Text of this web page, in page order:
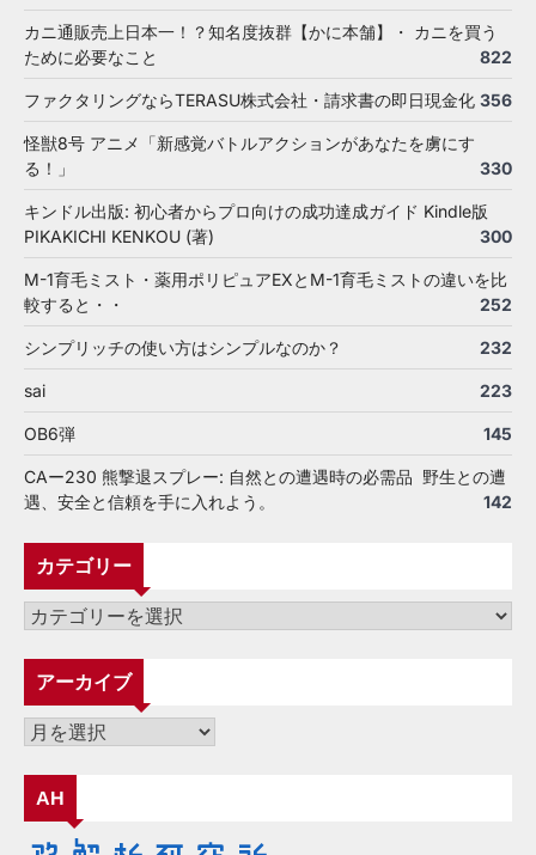
カニ通販売上日本一！？知名度抜群【かに本舗】・ カニを買う
ために必要なこと
822
ファクタリングならTERASU株式会社・請求書の即日現金化 356
怪獣8号 アニメ「新感覚バトルアクションがあなたを虜にす
る！」
330
キンドル出版: 初心者からプロ向けの成功達成ガイド Kindle版
PIKAKICHI KENKOU (著)
300
M-1育毛ミスト・薬用ポリピュアEXとM-1育毛ミストの違いを比
較すると・・
252
シンプリッチの使い方はシンプルなのか？ 232
sai 223
OB6弾 145
CAー230 熊撃退スプレー: 自然との遭遇時の必需品 野生との遭
遇、安全と信頼を手に入れよう。
142
カテゴリー
カ
ゴ
リ
ー
アーカイブ
ア
カ
イ
ブ
AH